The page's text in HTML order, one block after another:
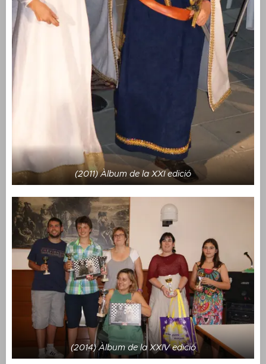
(2011) Àlbum de la XXI edició
(2014) Àlbum de la XXIV edició